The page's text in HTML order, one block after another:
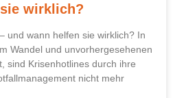
wirklich?
und wann helfen sie wirklich? In
Wandel und unvorhergesehenen
sind Krisenhotlines durch ihre
nicht mehr